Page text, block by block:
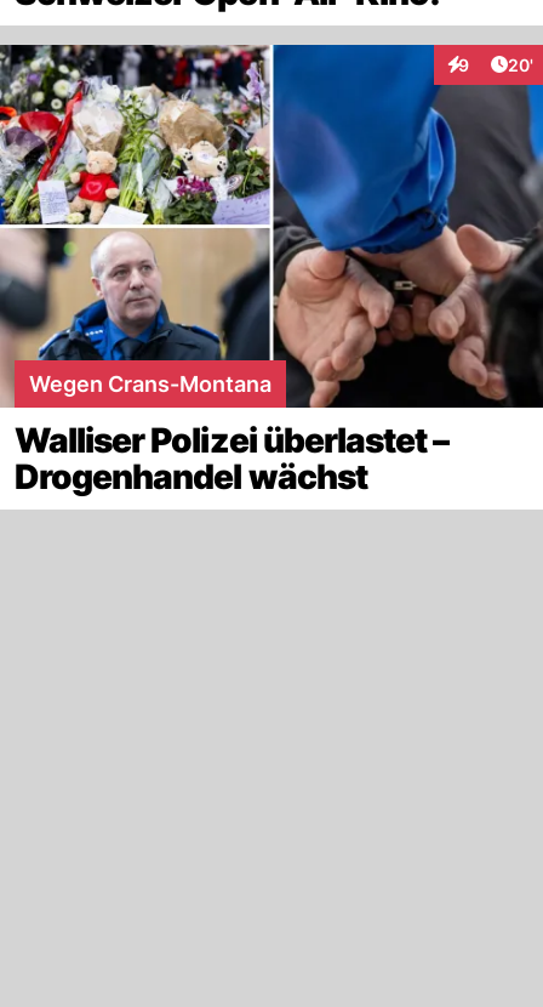
9 20'
Wegen Crans-Montana
Walliser Polizei überlastet –
Drogenhandel wächst